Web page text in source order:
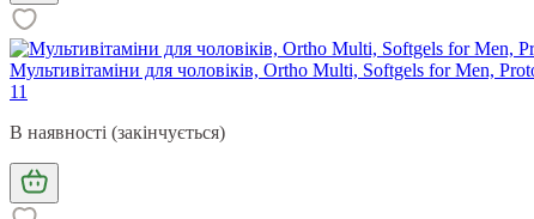
Мультивітаміни для чоловіків, Ortho Multi, Softgels for Men,
11
В наявності (закінчується)